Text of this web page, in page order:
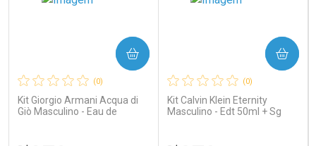
Comprar sem Desconto
Por R$ 16,79/cada
Comprar sem Desconto
Por R$ 16,79/cada
Comprar sem Desconto
Por R$ 389,90/cada
Comprar sem Desconto
Por R$ 389,90/cada
(0)
Kit Giorgio Armani Acqua di
Giò Masculino - Eau de
COMPRAR
(0)
Kit Calvin Klein Eternity
Masculino - Edt 50ml + Sg
COMPRAR